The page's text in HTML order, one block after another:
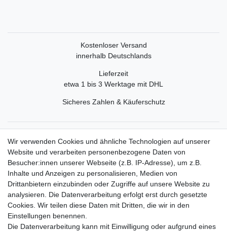
Kostenloser Versand
innerhalb Deutschlands
Lieferzeit
etwa 1 bis 3 Werktage mit DHL
Sicheres Zahlen & Käuferschutz
Rechtliche Informationen
Widerrufsrecht
Widerrufsformular
Datenschutzerklärung
AGB
Wir verwenden Cookies und ähnliche Technologien auf unserer
Website und verarbeiten personenbezogene Daten von
Besucher:innen unserer Webseite (z.B. IP-Adresse), um z.B.
Inhalte und Anzeigen zu personalisieren, Medien von
Drittanbietern einzubinden oder Zugriffe auf unsere Website zu
analysieren. Die Datenverarbeitung erfolgt erst durch gesetzte
Cookies. Wir teilen diese Daten mit Dritten, die wir in den
Einstellungen benennen.
Die Datenverarbeitung kann mit Einwilligung oder aufgrund eines